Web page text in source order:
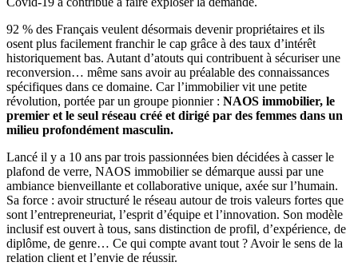
92 % des Français veulent désormais devenir propriétaires et ils
osent plus facilement franchir le cap grâce à des taux d’intérêt
historiquement bas. Autant d’atouts qui contribuent à sécuriser une
reconversion… même sans avoir au préalable des connaissances
spécifiques dans ce domaine. Car l’immobilier vit une petite
révolution, portée par un groupe pionnier : NAOS immobilier, le
premier et le seul réseau créé et dirigé par des femmes dans un
milieu profondément masculin.
Lancé il y a 10 ans par trois passionnées bien décidées à casser le
plafond de verre, NAOS immobilier se démarque aussi par une
ambiance bienveillante et collaborative unique, axée sur l’humain.
Sa force : avoir structuré le réseau autour de trois valeurs fortes que
sont l’entrepreneuriat, l’esprit d’équipe et l’innovation. Son modèle
inclusif est ouvert à tous, sans distinction de profil, d’expérience, de
diplôme, de genre… Ce qui compte avant tout ? Avoir le sens de la
relation client et l’envie de réussir.